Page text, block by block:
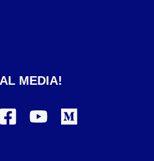
MEDIA!